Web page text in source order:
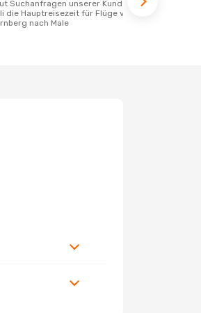
die Hauptreisezeit für Flüge von
nach Male